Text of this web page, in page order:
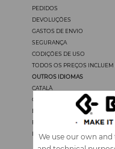
We use our own
PEDIDOS
DEVOLUÇÖES
GASTOS DE ENVIO
SEGURANÇA
CODIÇÖES DE USO
TODOS OS PREÇOS INCLUEM
OUTROS IDIOMAS
CATALÀ
CASTELLANO
ENGLISH
FRANÇAIS
ITALIANO